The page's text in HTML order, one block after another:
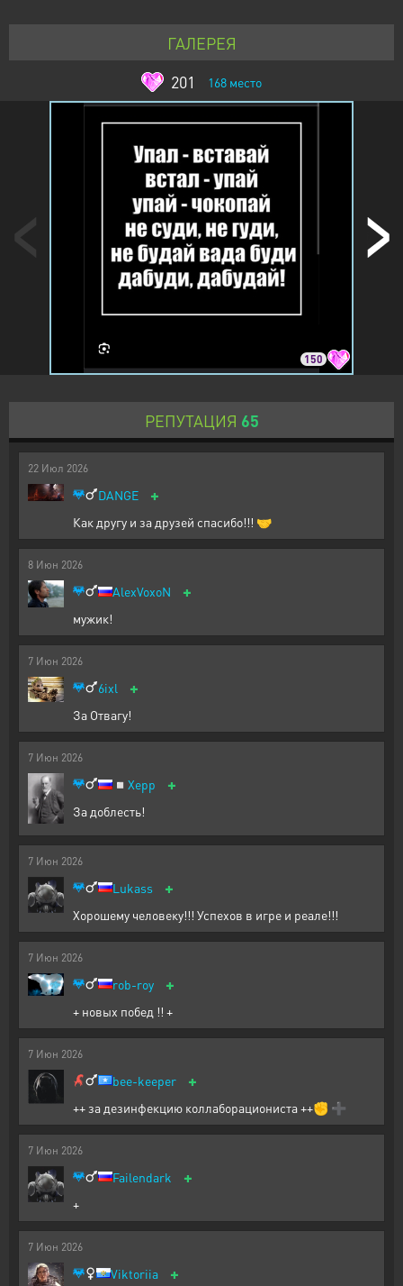
ГАЛЕРЕЯ
201
168 место
150
РЕПУТАЦИЯ 65
22 Июл 2026
DANGE +
Как другу и за друзей спасибо!!! 🤝
8 Июн 2026
AlexVoxoN +
мужик!
7 Июн 2026
6ixl +
За Отвагу!
7 Июн 2026
◽ Xepp +
За доблесть!
7 Июн 2026
Lukass +
Хорошему человеку!!! Успехов в игре и реале!!!
7 Июн 2026
rob-roy +
+ новых побед !! +
7 Июн 2026
bee-keeper +
++ за дезинфекцию коллаборациониста ++✊ ➕
7 Июн 2026
Failendark +
+
7 Июн 2026
Viktoriia +